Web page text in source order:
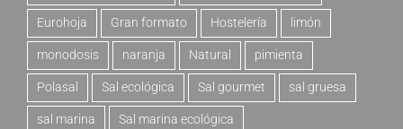
Eurohoja Gran formato Hostelería limón
monodosis naranja Natural pimienta
Polasal Sal ecológica Sal gourmet sal gruesa
sal marina Sal marina ecológica